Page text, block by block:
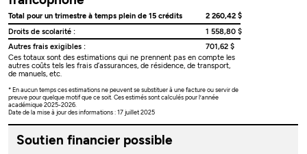
Total pour un trimestre à temps plein de 15 crédits
2 260,42 $
Droits de scolarité :
1 558,80 $
Autres frais exigibles :
701,62 $
Ces totaux sont des estimations qui ne prennent pas en compte les
autres coûts tels les frais d’assurances, de résidence, de transport,
de manuels, etc.
* En aucun temps ces estimations ne peuvent se substituer à une facture ou servir de
preuve pour quelque motif que ce soit. Ces estimés sont calculés pour l’année
académique 2025-2026.
Date de la mise à jour des informations : 17 juillet 2025
Soutien financier possible